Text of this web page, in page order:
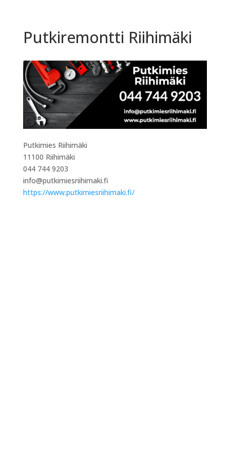
Putkiremontti Riihimäki
Putkimies Riihimäki
11100 Riihimäki
044 744 9203
info@putkimiesriihimaki.fi
https://www.putkimiesriihimaki.fi/